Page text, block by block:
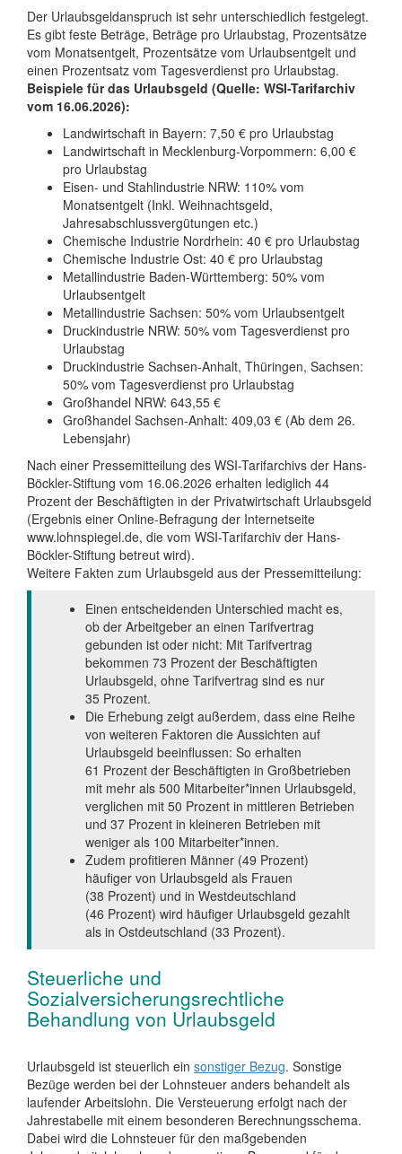
Der Urlaubsgeldanspruch ist sehr unterschiedlich festgelegt.
Es gibt feste Beträge, Beträge pro Urlaubstag, Prozentsätze
vom Monatsentgelt, Prozentsätze vom Urlaubsentgelt und
einen Prozentsatz vom Tagesverdienst pro Urlaubstag.
Beispiele für das Urlaubsgeld (Quelle: WSI-Tarifarchiv
vom 16.06.2026):
Landwirtschaft in Bayern: 7,50 € pro Urlaubstag
Landwirtschaft in Mecklenburg-Vorpommern: 6,00 €
pro Urlaubstag
Eisen- und Stahlindustrie NRW: 110% vom
Monatsentgelt (Inkl. Weihnachtsgeld,
Jahresabschlussvergütungen etc.)
Chemische Industrie Nordrhein: 40 € pro Urlaubstag
Chemische Industrie Ost: 40 € pro Urlaubstag
Metallindustrie Baden-Württemberg: 50% vom
Urlaubsentgelt
Metallindustrie Sachsen: 50% vom Urlaubsentgelt
Druckindustrie NRW: 50% vom Tagesverdienst pro
Urlaubstag
Druckindustrie Sachsen-Anhalt, Thüringen, Sachsen:
50% vom Tagesverdienst pro Urlaubstag
Großhandel NRW: 643,55 €
Großhandel Sachsen-Anhalt: 409,03 € (Ab dem 26.
Lebensjahr)
Nach einer Pressemitteilung des WSI-Tarifarchivs der Hans-
Böckler-Stiftung vom 16.06.2026 erhalten lediglich 44
Prozent der Beschäftigten in der Privatwirtschaft Urlaubsgeld
(Ergebnis einer Online-Befragung der Internetseite
www.lohnspiegel.de, die vom WSI-Tarifarchiv der Hans-
Böckler-Stiftung betreut wird).
Weitere Fakten zum Urlaubsgeld aus der Pressemitteilung:
Einen entscheidenden Unterschied macht es,
ob der Arbeitgeber an einen Tarifvertrag
gebunden ist oder nicht: Mit Tarifvertrag
bekommen 73 Prozent der Beschäftigten
Urlaubsgeld, ohne Tarifvertrag sind es nur
35 Prozent.
Die Erhebung zeigt außerdem, dass eine Reihe
von weiteren Faktoren die Aussichten auf
Urlaubsgeld beeinflussen: So erhalten
61 Prozent der Beschäftigten in Großbetrieben
mit mehr als 500 Mitarbeiter*innen Urlaubsgeld,
verglichen mit 50 Prozent in mittleren Betrieben
und 37 Prozent in kleineren Betrieben mit
weniger als 100 Mitarbeiter*innen.
Zudem profitieren Männer (49 Prozent)
häufiger von Urlaubsgeld als Frauen
(38 Prozent) und in Westdeutschland
(46 Prozent) wird häufiger Urlaubsgeld gezahlt
als in Ostdeutschland (33 Prozent).
Steuerliche und
Sozialversicherungsrechtliche
Behandlung von Urlaubsgeld
Urlaubsgeld ist steuerlich ein sonstiger Bezug. Sonstige
Bezüge werden bei der Lohnsteuer anders behandelt als
laufender Arbeitslohn. Die Versteuerung erfolgt nach der
Jahrestabelle mit einem besonderen Berechnungsschema.
Dabei wird die Lohnsteuer für den maßgebenden